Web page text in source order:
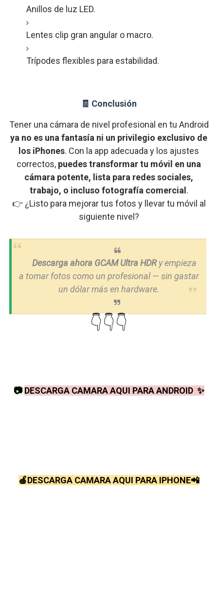
Anillos de luz LED.
Lentes clip gran angular o macro.
Trípodes flexibles para estabilidad.
🧾 Conclusión
Tener una cámara de nivel profesional en tu Android
ya no es unafantasía ni un privilegio exclusivo de
los iPhones. Con la app adecuaday los ajustes
correctos, puedestransformartu móvil en una
cámara potente, lista para redessociales,
trabajo, o incluso fotografía comercial .
👉 ¿Listo para mejorartus fotos y llevartu móvil al
siguiente nivel?
Descargaahora GCAMUltraHDR yempieza
a tomarfotoscomo un profesional — sin gastar
un dólarmásen hardware.
👇👇👇
📷DESCARGA CAMARA AQUI PARA ANDROID ✨
🍎DESCARGA CAMARA AQUI PARA IPHONE📲